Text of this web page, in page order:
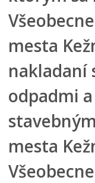
Centrálna
Platné
Návrhy
Archív
Územné plánovanie
Organizácie
Oznamy mesta
Transparentné
mesta
nakladaní
odpadmi
mesta